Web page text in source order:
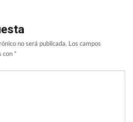
no será publicada. Los campos
con *